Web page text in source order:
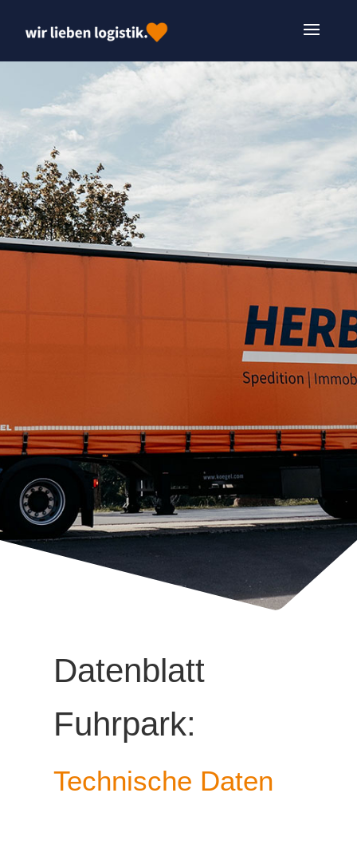
Datenblatt
Fuhrpark:
Technische Daten